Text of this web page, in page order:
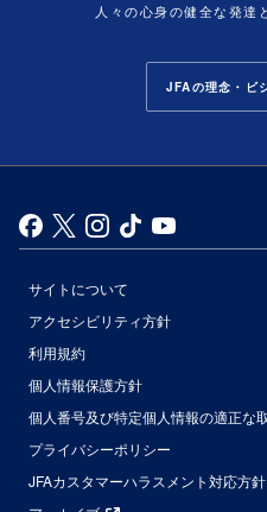
人々の心身の健全な発達
JFAの理念・ビ
サイトについて
アクセシビリティ方針
利用規約
個人情報保護方針
個人番号及び特定個人情報の適正な
プライバシーポリシー
JFAカスタマーハラスメント対応方針